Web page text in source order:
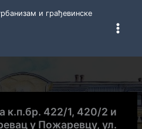
и грађевинске
к.п.бр. 422/1, 420/2 и
у Пожаревцу, ул.